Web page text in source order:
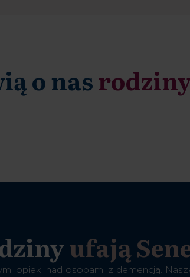
o nas
ufają
opieki nad osobami z demencją.